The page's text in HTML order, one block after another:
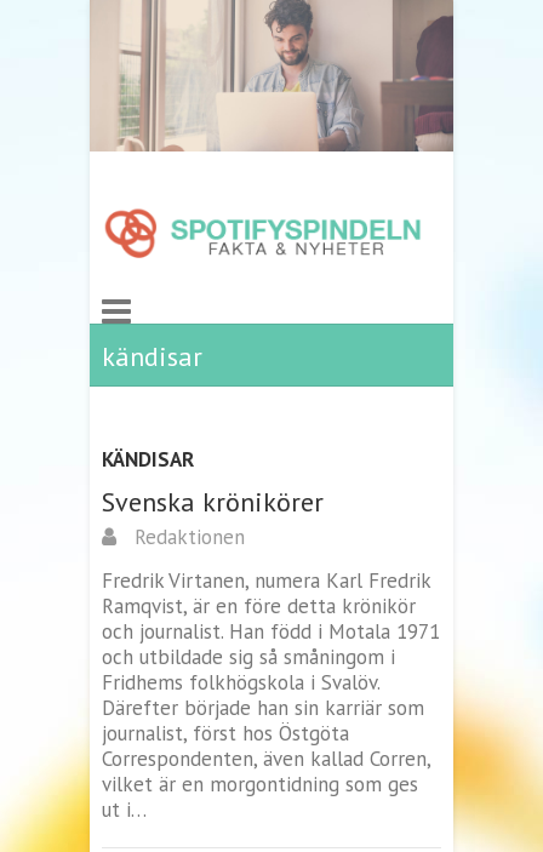
kändisar
KÄNDISAR
Svenska krönikörer
Redaktionen
Fredrik Virtanen, numera Karl Fredrik
Ramqvist, är en före detta krönikör
och journalist. Han född i Motala 1971
och utbildade sig så småningom i
Fridhems folkhögskola i Svalöv.
Därefter började han sin karriär som
journalist, först hos Östgöta
Correspondenten, även kallad Corren,
vilket är en morgontidning som ges
ut i…